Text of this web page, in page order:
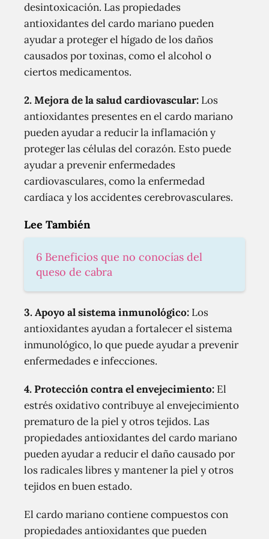
desintoxicación. Las propiedades
antioxidantes del cardo mariano pueden
ayudar a proteger el hígado de los daños
causados por toxinas, como el alcohol o
ciertos medicamentos.
2. Mejora de la salud cardiovascular: Los
antioxidantes presentes en el cardo mariano
pueden ayudar a reducir la inflamación y
proteger las células del corazón. Esto puede
ayudar a prevenir enfermedades
cardiovasculares, como la enfermedad
cardíaca y los accidentes cerebrovasculares.
Lee También
6 Beneficios que no conocías del
queso de cabra
3. Apoyo al sistema inmunológico: Los
antioxidantes ayudan a fortalecer el sistema
inmunológico, lo que puede ayudar a prevenir
enfermedades e infecciones.
4. Protección contra el envejecimiento: El
estrés oxidativo contribuye al envejecimiento
prematuro de la piel y otros tejidos. Las
propiedades antioxidantes del cardo mariano
pueden ayudar a reducir el daño causado por
los radicales libres y mantener la piel y otros
tejidos en buen estado.
El cardo mariano contiene compuestos con
propiedades antioxidantes que pueden